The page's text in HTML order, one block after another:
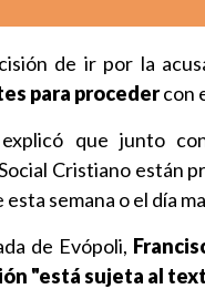
de ir por la
para procedercon
explicó que junto
Cristiano están
semana o el día
de Evópoli,
"está sujeta al